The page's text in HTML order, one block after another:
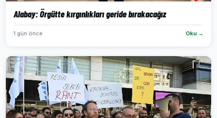
Alabay: Örgütte kırgınlıkları geride bırakacağız
1 gün önce Oku →